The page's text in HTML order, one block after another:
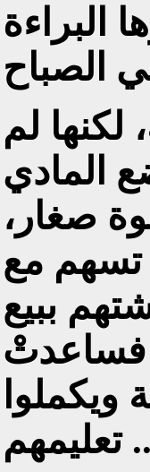
البراءة
لم
المادي
صغار،
تسهم مع
ببيع
فساعدتْ
ويكملوا
..